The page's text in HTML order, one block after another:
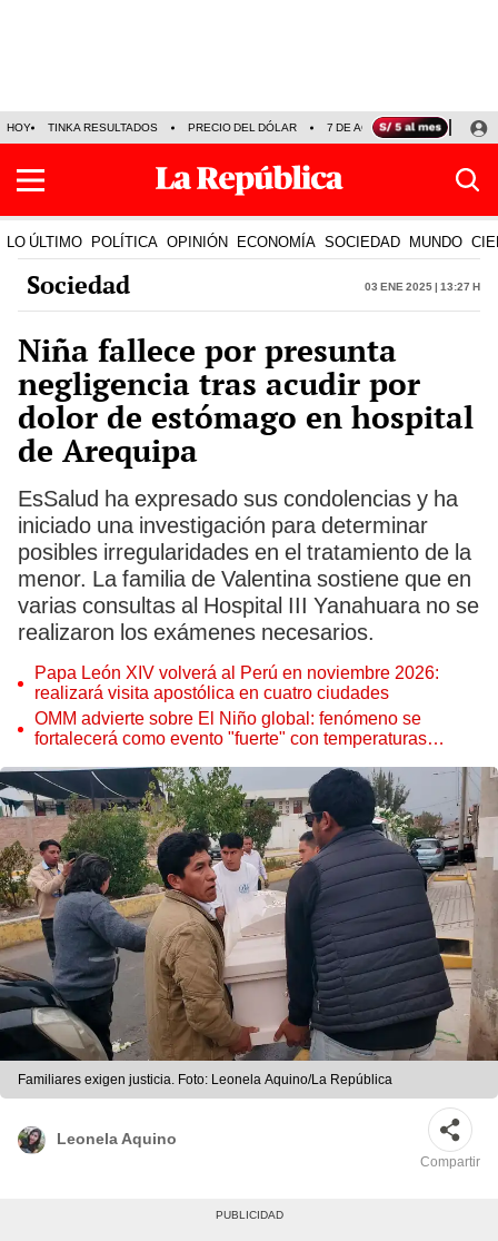
HOY TINKA RESULTADOS PRECIO DEL DÓLAR 7 DE AGOSTO OLLANTA
LO ÚLTIMO POLÍTICA OPINIÓN ECONOMÍA SOCIEDAD MUNDO
Sociedad 03 Ene 2025 | 13:27 h
Niña fallece por presunta
negligencia tras acudir por
dolor de estómago en hospital
de Arequipa
EsSalud ha expresado sus condolencias y ha
iniciado una investigación para determinar
posibles irregularidades en el tratamiento de la
menor. La familia de Valentina sostiene que en
varias consultas al Hospital III Yanahuara no se
realizaron los exámenes necesarios.
Papa León XIV volverá al Perú en noviembre 2026:
realizará visita apostólica en cuatro ciudades
OMM advierte sobre El Niño global: fenómeno se
fortalecerá como evento "fuerte" con temperaturas
Familiares exigen justicia. Foto: Leonela Aquino/La República
Leonela Aquino
Compartir